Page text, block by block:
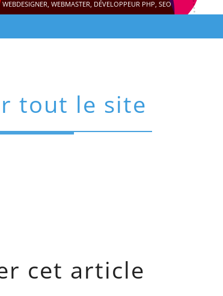
WEBDESIGNER, WEBMASTER, DÉVELOPPEUR PHP, SEO
tout le site
cet article